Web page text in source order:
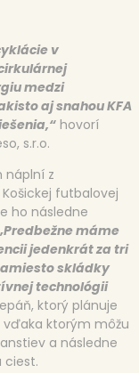
v
medzi
aj snahou KFA
hovorí
s.r.o.
náplní z
futbalovej
ho následne
máme
ijedenkrát za tri
skládky
technológii
ktorý plánuje
ktorým môžu
a následne
ciest.